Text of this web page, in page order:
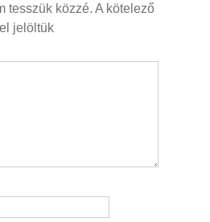
tesszük közzé. A kötelező
jelöltük